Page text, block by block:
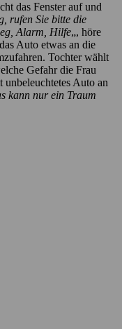
das Fenster auf und
rufen Sie bitte die
Alarm, Hilfe„, höre
Auto etwas an die
Tochter wählt
Gefahr die Frau
unbeleuchtetes Auto an
kann nur ein Traum